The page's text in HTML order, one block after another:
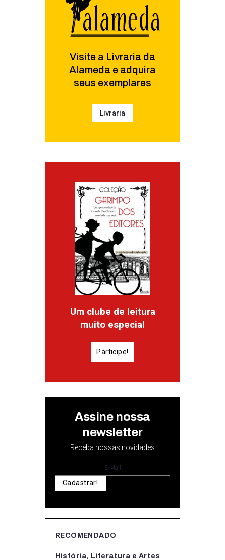
Visite a Livraria da
Alameda e adquira
seus exemplares
Livraria
Um clube de leitura
muito especial
Participe!
Assine nossa
newsletter
Receba nossas novidades
Cadastrar!
RECOMENDADO
História, Literatura e Artes